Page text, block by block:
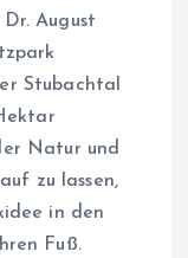
August
Stubachtal
Natur und
zu lassen,
in den
Fuß.